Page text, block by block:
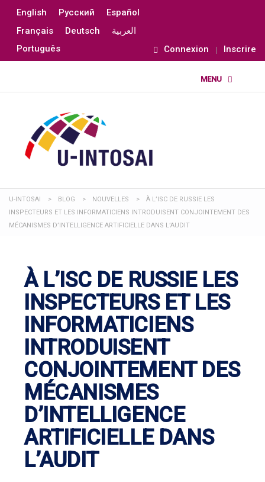
English Русский
Español
Français
Deutsch
العربية
Português
Connexion Inscrire
U-INTOSAI > BLOG > NOUVELLES >
À L’ISC DE RUSSIE LES
INSPECTEURS ET LES INFORMATICIENS INTRODUISENT CONJOINTEMENT DES
MÉCANISMES D’INTELLIGENCE ARTIFICIELLE DANS L’AUDIT
À L’ISC DE RUSSIE LES
INSPECTEURS ET LES
INFORMATICIENS
INTRODUISENT
CONJOINTEMENT DES
MÉCANISMES
D’INTELLIGENCE
ARTIFICIELLE DANS
L’AUDIT